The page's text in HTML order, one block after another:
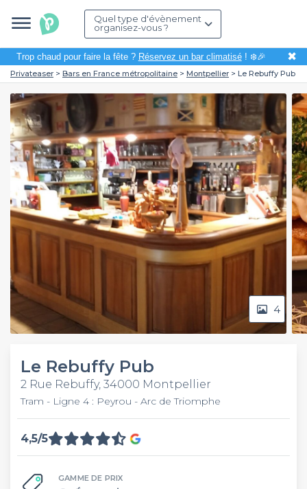
Quel type d'évènement
organisez-vous ?
Trop chaud pour faire la fête ? Réservez un bar climatisé! ❄️🎉 ✖
Privateaser Bars en France métropolitaine Montpellier Le Rebuffy Pub
4
Le Rebuffy Pub
2 Rue Rebuffy, 34000 Montpellier
Tram - Ligne 4 : Peyrou - Arc de Triomphe
4,5/5
GAMME DE PRIX